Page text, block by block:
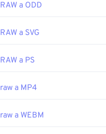
RAW a ODD
RAW a SVG
RAW a PS
raw a MP4
raw a WEBM